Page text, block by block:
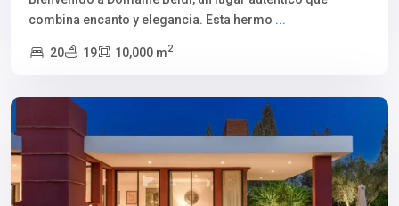
combina encanto y elegancia. Esta hermo ...
20 19 10,000 m2